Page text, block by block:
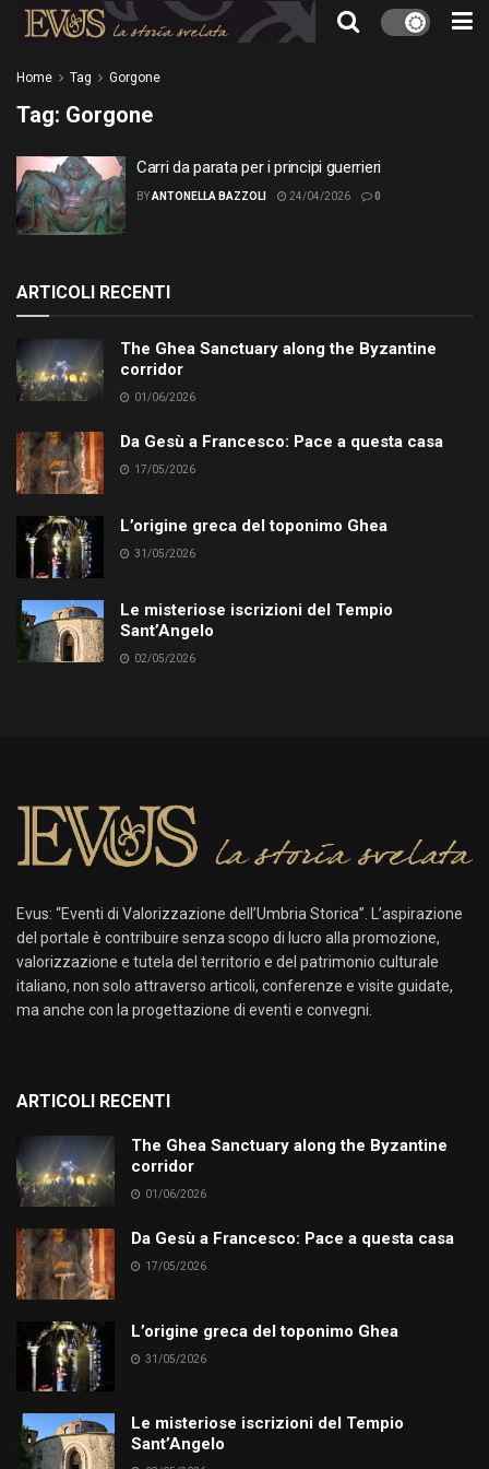
Home Tag Gorgone
Tag: Gorgone
Carri da parata per i principi guerrieri
BYANTONELLA BAZZOLI 24/04/2026 0
ARTICOLI RECENTI
The Ghea Sanctuary along the Byzantine
corridor
01/06/2026
Da Gesù a Francesco: Pace a questa casa
17/05/2026
L’origine greca del toponimo Ghea
31/05/2026
Le misteriose iscrizioni del Tempio
Sant’Angelo
02/05/2026
Evus: “Eventi di Valorizzazione dell’Umbria Storica”. L’aspirazione
del portale è contribuire senza scopo di lucro alla promozione,
valorizzazione e tutela del territorio e del patrimonio culturale
italiano, non solo attraverso articoli, conferenze e visite guidate,
ma anche con la progettazione di eventi e convegni.
ARTICOLI RECENTI
The Ghea Sanctuary along the Byzantine
corridor
01/06/2026
Da Gesù a Francesco: Pace a questa casa
17/05/2026
L’origine greca del toponimo Ghea
31/05/2026
Le misteriose iscrizioni del Tempio
Sant’Angelo